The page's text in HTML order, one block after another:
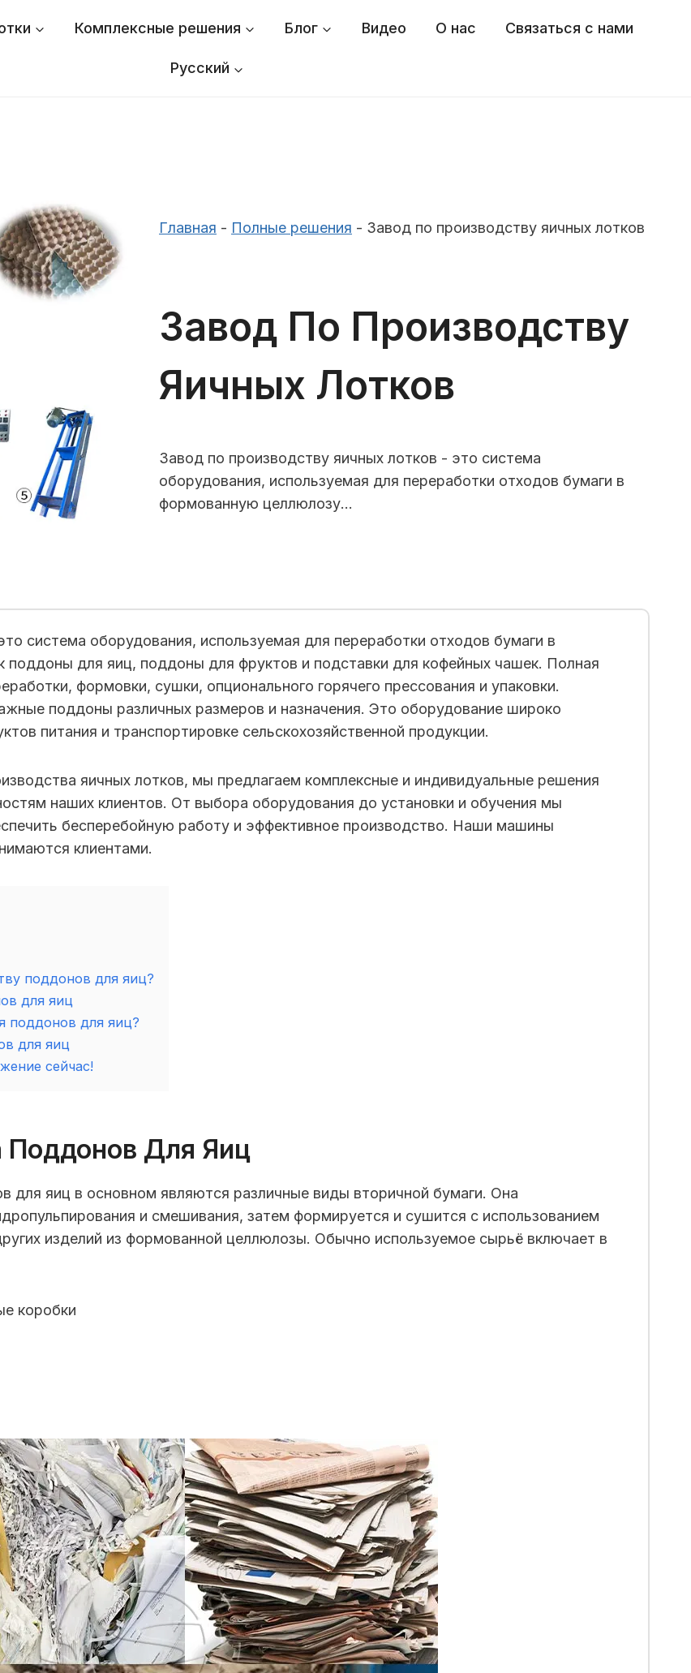
Комплексные решения Блог Видео О нас Связаться с нами
Русский
Главная - Полные решения - Завод по производству яичных лотков
Завод По Производству
Яичных Лотков
Завод по производству яичных лотков - это система
оборудования, используемая для переработки отходов бумаги в
формованную целлюлозу…
система оборудования, используемая для переработки отходов бумаги в
поддоны для яиц, поддоны для фруктов и подставки для кофейных чашек. Полная
формовки, сушки, опционального горячего прессования и упаковки.
поддоны различных размеров и назначения. Это оборудование широко
питания и транспортировке сельскохозяйственной продукции.
яичных лотков, мы предлагаем комплексные и индивидуальные решения
наших клиентов. От выбора оборудования до установки и обучения мы
бесперебойную работу и эффективное производство. Наши машины
клиентами.
поддонов для яиц?
для яиц
для яиц?
для яиц
сейчас!
Поддонов Для Яиц
для яиц в основном являются различные виды вторичной бумаги. Она
и смешивания, затем формируется и сушится с использованием
изделий из формованной целлюлозы. Обычно используемое сырьё включает в
коробки